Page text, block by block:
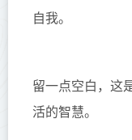
自我。
留一点空白，这
活的智慧。